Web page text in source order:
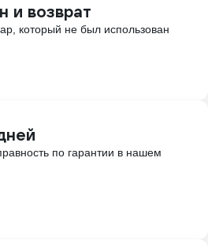
и возврат
который не был использован
по гарантии в нашем